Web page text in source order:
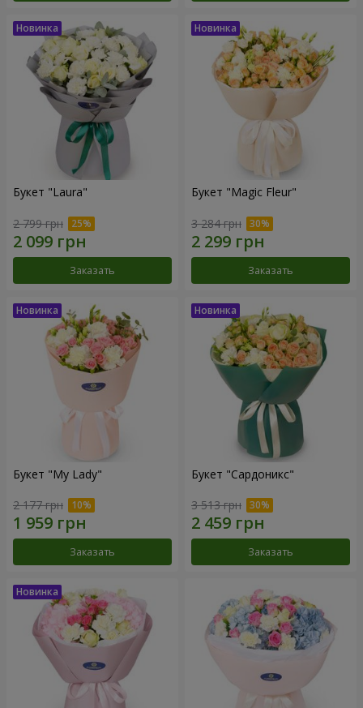
Букет "Laura"
2 799 грн
Заказать
Букет "Magic Fleur"
3 284 грн
Заказать
Букет "My Lady"
2 177 грн
Заказать
Букет "Сардоникс"
3 513 грн
Заказать